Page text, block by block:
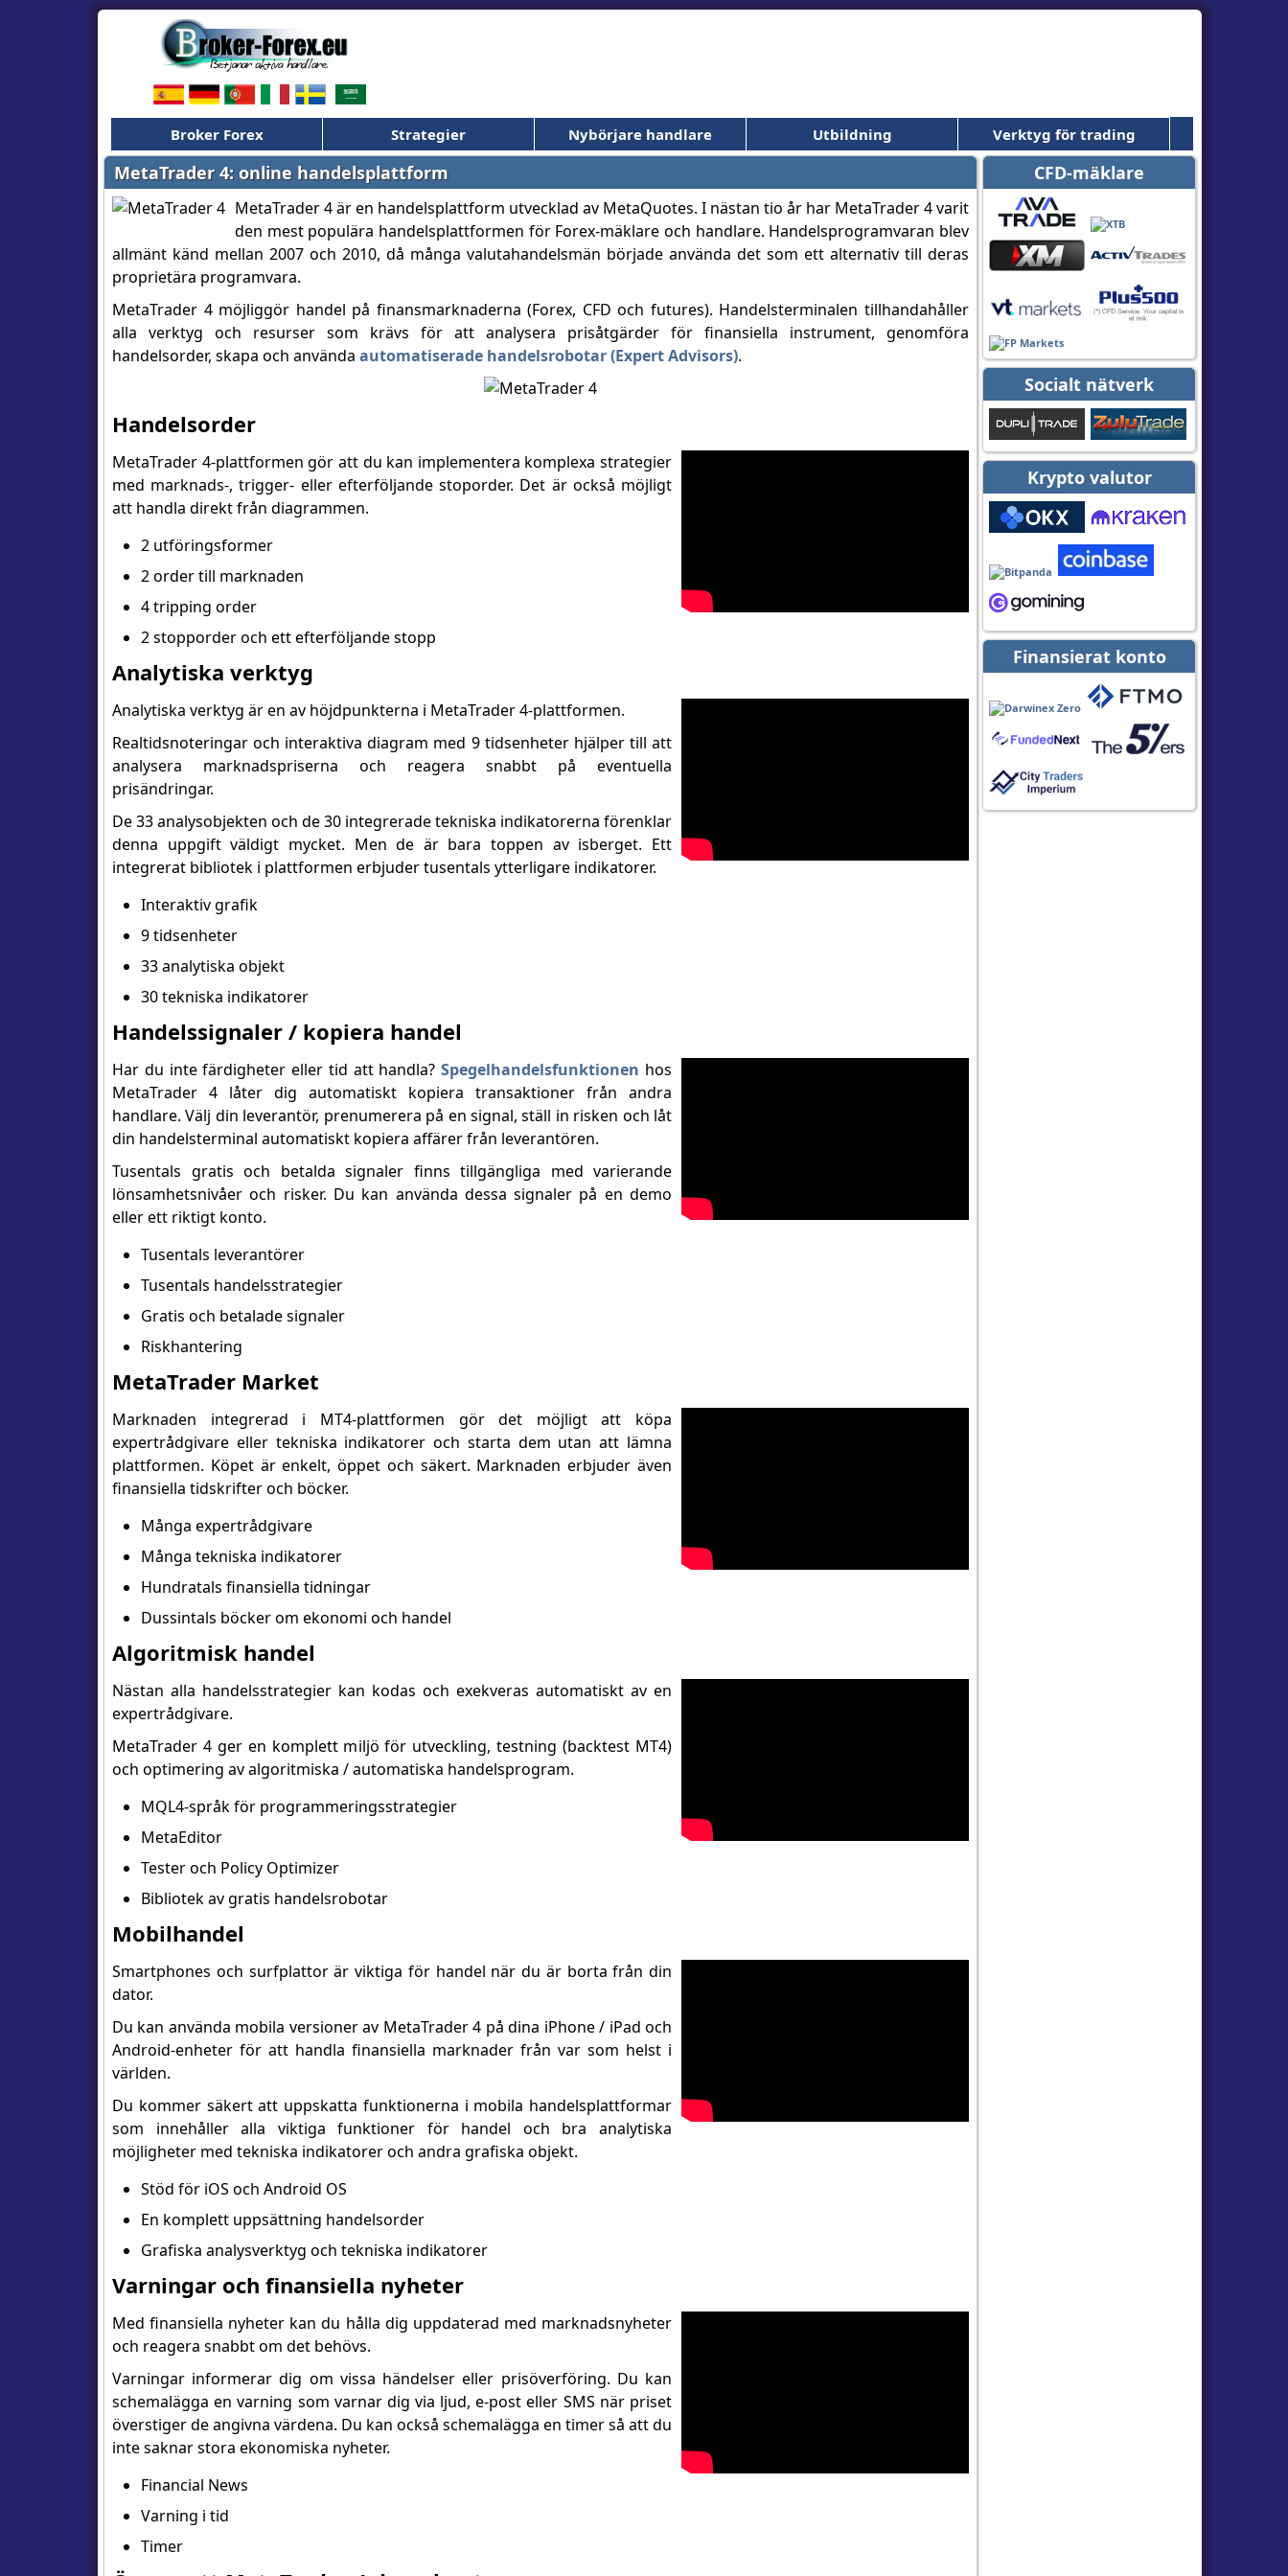
Broker Forex Strategier Nybörjare handlare Utbildning Verktyg för trading
CFD-mäklare
Socialt nätverk
Krypto valutor
Finansierat konto
MetaTrader 4: online handelsplattform
MetaTrader 4 är en handelsplattform utvecklad av MetaQuotes. I nästan tio år har MetaTrader 4 varit
den mest populära handelsplattformen för Forex-mäklare och handlare. Handelsprogramvaran blev
allmänt känd mellan 2007 och 2010, då många valutahandelsmän började använda det som ett alternativ till deras
proprietära programvara.
MetaTrader 4 möjliggör handel på finansmarknaderna (Forex, CFD och futures). Handelsterminalen tillhandahåller
alla verktyg och resurser som krävs för att analysera prisåtgärder för finansiella instrument, genomföra
handelsorder, skapa och använda automatiserade handelsrobotar (Expert Advisors).
Handelsorder
MetaTrader 4-plattformen gör att du kan implementera komplexa strategier
med marknads-, trigger- eller efterföljande stoporder. Det är också möjligt
att handla direkt från diagrammen.
2 utföringsformer
2 order till marknaden
4 tripping order
2 stopporder och ett efterföljande stopp
Analytiska verktyg
Analytiska verktyg är en av höjdpunkterna i MetaTrader 4-plattformen.
Realtidsnoteringar och interaktiva diagram med 9 tidsenheter hjälper till att
analysera marknadspriserna och reagera snabbt på eventuella
prisändringar.
De 33 analysobjekten och de 30 integrerade tekniska indikatorerna förenklar
denna uppgift väldigt mycket. Men de är bara toppen av isberget. Ett
integrerat bibliotek i plattformen erbjuder tusentals ytterligare indikatorer.
Interaktiv grafik
9 tidsenheter
33 analytiska objekt
30 tekniska indikatorer
Handelssignaler / kopiera handel
Har du inte färdigheter eller tid att handla?Spegelhandelsfunktionen hos
MetaTrader 4 låter dig automatiskt kopiera transaktioner från andra
handlare. Välj din leverantör, prenumerera på en signal, ställ in risken och låt
din handelsterminal automatiskt kopiera affärer från leverantören.
Tusentals gratis och betalda signaler finns tillgängliga med varierande
lönsamhetsnivåer och risker. Du kan använda dessa signaler på en demo
eller ett riktigt konto.
Tusentals leverantörer
Tusentals handelsstrategier
Gratis och betalade signaler
Riskhantering
MetaTrader Market
Marknaden integrerad i MT4-plattformen gör det möjligt att köpa
expertrådgivare eller tekniska indikatorer och starta dem utan att lämna
plattformen. Köpet är enkelt, öppet och säkert. Marknaden erbjuder även
finansiella tidskrifter och böcker.
Många expertrådgivare
Många tekniska indikatorer
Hundratals finansiella tidningar
Dussintals böcker om ekonomi och handel
Algoritmisk handel
Nästan alla handelsstrategier kan kodas och exekveras automatiskt av en
expertrådgivare.
MetaTrader 4 ger en komplett miljö för utveckling, testning (backtest MT4)
och optimering av algoritmiska / automatiska handelsprogram.
MQL4-språk för programmeringsstrategier
MetaEditor
Tester och Policy Optimizer
Bibliotek av gratis handelsrobotar
Mobilhandel
Smartphones och surfplattor är viktiga för handel när du är borta från din
dator.
Du kan använda mobila versioner av MetaTrader 4 på dina iPhone / iPad och
Android-enheter för att handla finansiella marknader från var som helst i
världen.
Du kommer säkert att uppskatta funktionerna i mobila handelsplattformar
som innehåller alla viktiga funktioner för handel och bra analytiska
möjligheter med tekniska indikatorer och andra grafiska objekt.
Stöd för iOS och Android OS
En komplett uppsättning handelsorder
Grafiska analysverktyg och tekniska indikatorer
Varningar och finansiella nyheter
Med finansiella nyheter kan du hålla dig uppdaterad med marknadsnyheter
och reagera snabbt om det behövs.
Varningar informerar dig om vissa händelser eller prisöverföring. Du kan
schemalägga en varning som varnar dig via ljud, e-post eller SMS när priset
överstiger de angivna värdena. Du kan också schemalägga en timer så att du
inte saknar stora ekonomiska nyheter.
Financial News
Varning i tid
Timer